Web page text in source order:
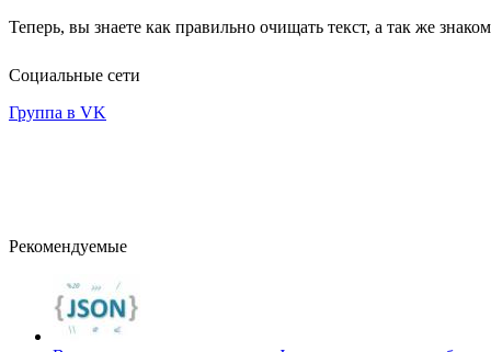
Теперь, вы знаете как правильно очищать текст, а так же
Социальные сети
Группа в VK
Рекомендуемые